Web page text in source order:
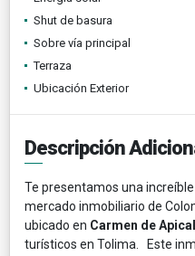
Shut de basura
Sobre vía principal
Terraza
Ubicación Exterior
Descripción
Te presentamos una
mercado inmobiliario de
ubicado en Carmen de
turísticos en Tolima. Este